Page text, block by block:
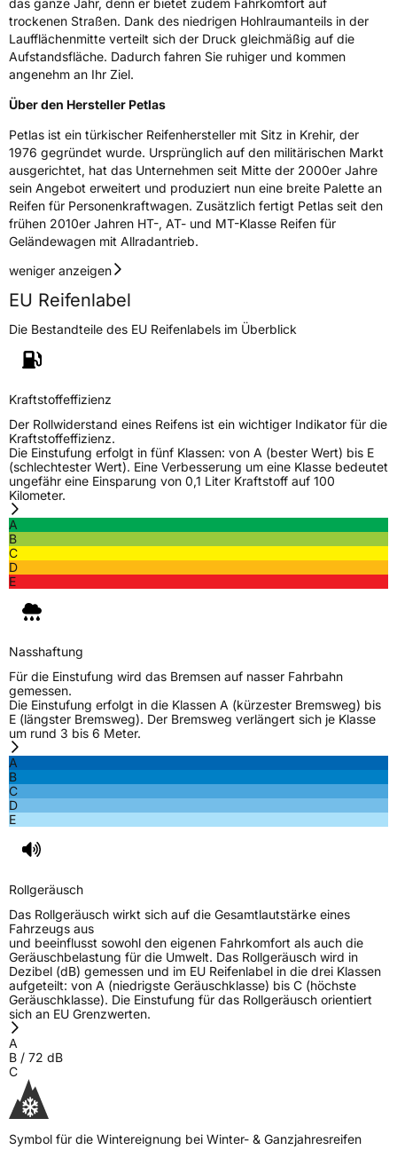
EisgripNein
EPREL ID513307
Allgemeine Produktsicherheit (GPSR)
HerstellerkontaktAKO International B.V., Weegschaalstraat 3
label@petlas.com.tr
das ganze Jahr, denn er bietet zudem Fahrkomfort auf
trockenen Straßen. Dank des niedrigen Hohlraumanteils in der
Laufflächenmitte verteilt sich der Druck gleichmäßig auf die
Aufstandsfläche. Dadurch fahren Sie ruhiger und kommen
angenehm an Ihr Ziel.
Über den Hersteller Petlas
Petlas ist ein türkischer Reifenhersteller mit Sitz in Krehir, der
1976 gegründet wurde. Ursprünglich auf den militärischen Markt
ausgerichtet, hat das Unternehmen seit Mitte der 2000er Jahre
sein Angebot erweitert und produziert nun eine breite Palette an
Reifen für Personenkraftwagen. Zusätzlich fertigt Petlas seit den
frühen 2010er Jahren HT-, AT- und MT-Klasse Reifen für
Geländewagen mit Allradantrieb.
weniger anzeigen
EU Reifenlabel
Die Bestandteile des EU Reifenlabels im Überblick
Kraftstoffeffizienz
Der Rollwiderstand eines Reifens ist ein wichtiger Indikator für die
Kraftstoffeffizienz.
Die Einstufung erfolgt in fünf Klassen: von A (bester Wert) bis E
(schlechtester Wert). Eine Verbesserung um eine Klasse bedeutet
ungefähr eine Einsparung von 0,1 Liter Kraftstoff auf 100
Kilometer.
A
B
C
D
E
Nasshaftung
Für die Einstufung wird das Bremsen auf nasser Fahrbahn
gemessen.
Die Einstufung erfolgt in die Klassen A (kürzester Bremsweg) bis
E (längster Bremsweg). Der Bremsweg verlängert sich je Klasse
um rund 3 bis 6 Meter.
A
B
C
D
E
Rollgeräusch
Das Rollgeräusch wirkt sich auf die Gesamtlautstärke eines
Fahrzeugs aus
und beeinflusst sowohl den eigenen Fahrkomfort als auch die
Geräuschbelastung für die Umwelt. Das Rollgeräusch wird in
Dezibel (dB) gemessen und im EU Reifenlabel in die drei Klassen
aufgeteilt: von A (niedrigste Geräuschklasse) bis C (höchste
Geräuschklasse). Die Einstufung für das Rollgeräusch orientiert
sich an EU Grenzwerten.
A
B / 72 dB
C
Symbol für die Wintereignung bei Winter- & Ganzjahresreifen